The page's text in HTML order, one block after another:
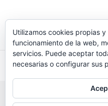
Utilizamos cookies propias
funcionamiento de la web,
servicios. Puede aceptar
necesarias o configurar sus